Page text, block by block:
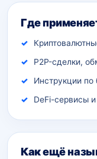
Где
P2P-сделки,
Инструкции по
DeFi-сервисы
Как ещё